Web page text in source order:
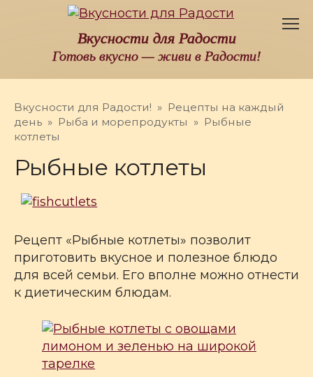
Вкусности для Радости
Готовь вкусно — живи в Радости!
Вкусности для Радости! » Рецепты на каждый
день » Рыба и морепродукты » Рыбные
котлеты
Рыбные котлеты
Рецепт «Рыбные котлеты» позволит
приготовить вкусное и полезное блюдо
для всей семьи. Его вполне можно отнести
к диетическим блюдам.